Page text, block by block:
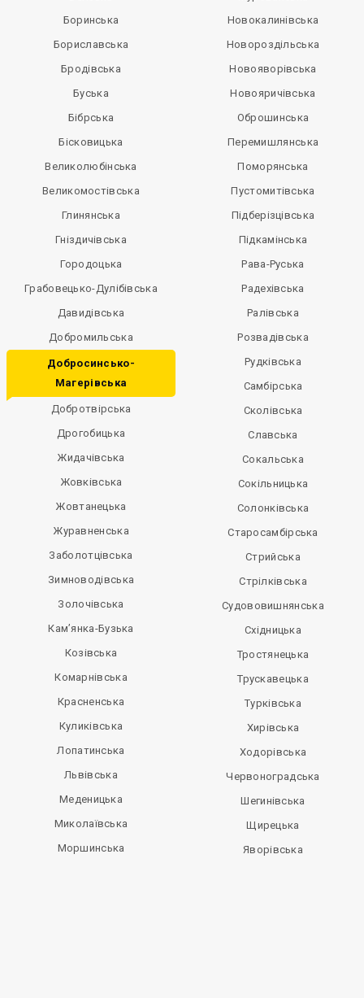
Боринська
Бориславська
Бродівська
Буська
Бібрська
Бісковицька
Великолюбінська
Великомостівська
Глинянська
Гніздичівська
Городоцька
Грабовецько-Дулібівська
Давидівська
Добромильська
Добросинсько-
Магерівська
Добротвірська
Дрогобицька
Жидачівська
Жовківська
Жовтанецька
Журавненська
Заболотцівська
Зимноводівська
Золочівська
Кам’янка-Бузька
Козівська
Комарнівська
Красненська
Куликівська
Лопатинська
Львівська
Меденицька
Миколаївська
Моршинська
Новокалинівська
Новороздільська
Новояворівська
Новояричівська
Оброшинська
Перемишлянська
Поморянська
Пустомитівська
Підберізцівська
Підкамінська
Рава-Руська
Радехівська
Ралівська
Розвадівська
Рудківська
Самбірська
Сколівська
Славська
Сокальська
Сокільницька
Солонківська
Старосамбірська
Стрийська
Стрілківська
Судововишнянська
Східницька
Тростянецька
Трускавецька
Турківська
Хирівська
Ходорівська
Червоноградська
Шегинівська
Щирецька
Яворівська